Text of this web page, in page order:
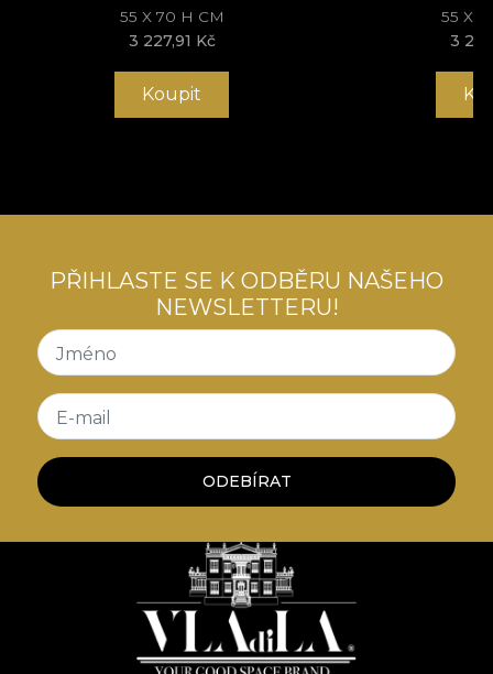
55 X 70 H CM
3 227,91 Kč
Koupit
55 X
3
PŘIHLASTE SE K ODBĚRU NAŠEHO
NEWSLETTERU!
Jméno
E-mail
ODEBÍRAT